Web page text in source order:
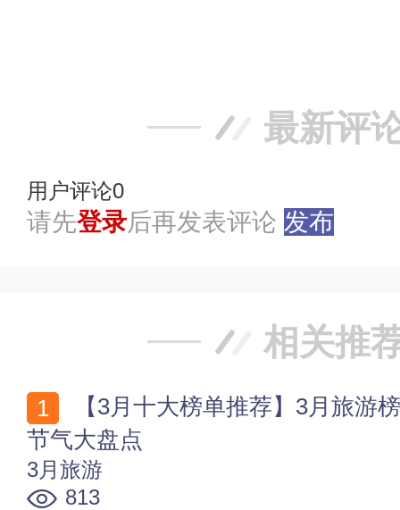
最新评
用户评论0
请先登录后再发表评论 发布
相关推
节气大盘点
3月旅游
813